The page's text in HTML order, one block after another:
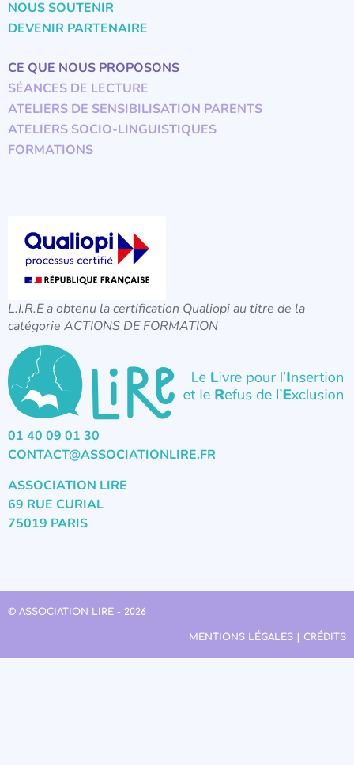
NOUS SOUTENIR
DEVENIR PARTENAIRE
CE QUE NOUS PROPOSONS
SÉANCES DE LECTURE
ATELIERS DE SENSIBILISATION PARENTS
ATELIERS SOCIO-LINGUISTIQUES
FORMATIONS
L.I.R.E a obtenu la certification Qualiopi au titre de la
catégorie ACTIONS DE FORMATION
01 40 09 01 30
CONTACT@ASSOCIATIONLIRE.FR
ASSOCIATION LIRE
69 RUE CURIAL
75019 PARIS
© ASSOCIATION LIRE - 2026
MENTIONS LÉGALES | CRÉDITS